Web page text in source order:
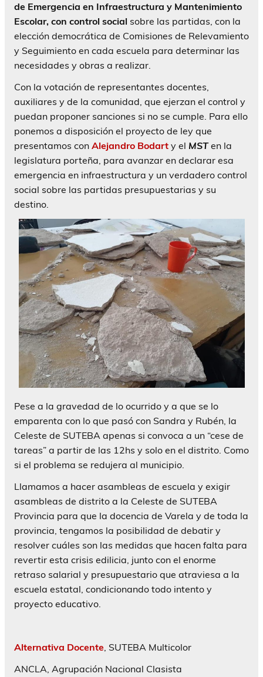
de Emergencia en Infraestructura y Mantenimiento
Escolar, con control social sobre las partidas, con la
elección democrática de Comisiones de Relevamiento
y Seguimiento en cada escuela para determinar las
necesidades y obras a realizar.
Con la votación de representantes docentes,
auxiliares y de la comunidad, que ejerzan el control y
puedan proponer sanciones si no se cumple. Para ello
ponemos a disposición el proyecto de ley que
presentamos con Alejandro Bodart y el MSTen la
legislatura porteña, para avanzar en declarar esa
emergencia en infraestructura y un verdadero control
social sobre las partidas presupuestarias y su
destino.
Pese a la gravedad de lo ocurrido y a que se lo
emparenta con lo que pasó con Sandra y Rubén, la
Celeste de SUTEBA apenas si convoca a un “cese de
tareas” a partir de las 12hs y solo en el distrito. Como
si el problema se redujera al municipio.
Llamamos a hacer asambleas de escuela y exigir
asambleas de distrito a la Celeste de SUTEBA
Provincia para que la docencia de Varela y de toda la
provincia, tengamos la posibilidad de debatir y
resolver cuáles son las medidas que hacen falta para
revertir esta crisis edilicia, junto con el enorme
retraso salarial y presupuestario que atraviesa a la
escuela estatal, condicionando todo intento y
proyecto educativo.
Alternativa Docente, SUTEBA Multicolor
ANCLA, Agrupación Nacional Clasista